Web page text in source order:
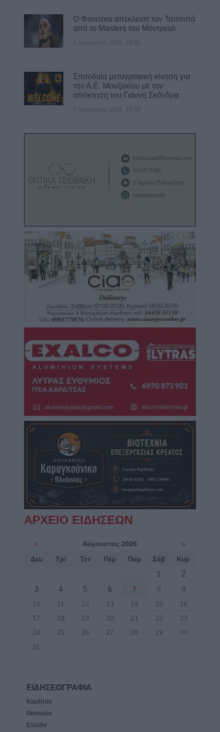
Ο Φονσέκα απέκλεισε τον Τσιτσιπά
από το Masters του Μόντρεαλ
5 Αυγούστου 2026, 20:30
Σπουδαία μεταγραφική κίνηση για
την Α.Ε. Μουζακίου με την
απόκτηση του Γιάννη Σκόνδρα
5 Αυγούστου 2026, 19:38
ΑΡΧΕΙΟ ΕΙΔΗΣΕΩΝ
« Αύγουστος 2026 »
Δευ Τρί Τετ Πέμ Παρ Σάβ Κυρ
1
2
3
4 5 6 7 8
9
10
11 12 13 14 15
16
17
18 19 20 21 22
23
24
25 26 27 28 29
30
31
ΕΙΔΗΣΕΟΓΡΑΦΙΑ
Καρδίτσα
Θεσσαλία
Ελλάδα